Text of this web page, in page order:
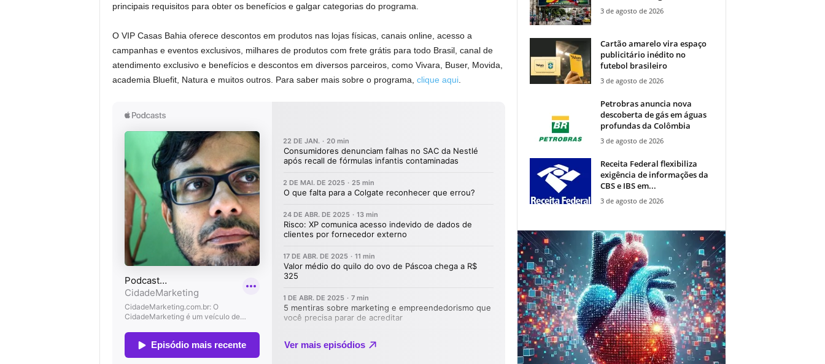
principais requisitos para obter os benefícios e galgar categorias do programa.
O VIP Casas Bahia oferece descontos em produtos nas lojas físicas, canais online, acesso a
campanhas e eventos exclusivos, milhares de produtos com frete grátis para todo Brasil, canal de
atendimento exclusivo e benefícios e descontos em diversos parceiros, como Vivara, Buser, Movida,
academia Bluefit, Natura e muitos outros. Para saber mais sobre o programa, clique aqui.
3 de agosto de 2026
Cartão amarelo vira espaço
publicitário inédito no
futebol brasileiro
3 de agosto de 2026
Petrobras anuncia nova
descoberta de gás em águas
profundas da Colômbia
3 de agosto de 2026
Receita Federal flexibiliza
exigência de informações da
CBS e IBS em...
3 de agosto de 2026